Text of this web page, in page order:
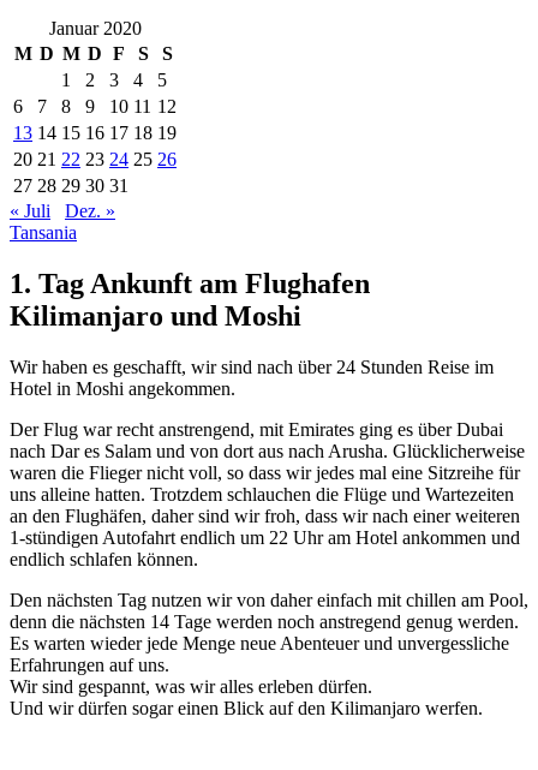
Januar 2020
M D M D F S
S
1
2 3 4
5
6
7 8 9 10 11 12
13 14 15 16 17 18 19
20 21 22 23 24 25 26
27 28 29 30 31
« Juli
Dez. »
Tansania
1. Tag Ankunft am Flughafen
Kilimanjaro und Moshi
Wir haben es geschafft, wir sind nach über 24 Stunden Reise im
Hotel in Moshi angekommen.
Der Flug war recht anstrengend, mit Emirates ging es über Dubai
nach Dar es Salam und von dort aus nach Arusha. Glücklicherweise
waren die Flieger nicht voll, so dass wir jedes mal eine Sitzreihe für
uns alleine hatten. Trotzdem schlauchen die Flüge und Wartezeiten
an den Flughäfen, daher sind wir froh, dass wir nach einer weiteren
1-stündigen Autofahrt endlich um 22 Uhr am Hotel ankommen und
endlich schlafen können.
Den nächsten Tag nutzen wir von daher einfach mit chillen am Pool,
denn die nächsten 14 Tage werden noch anstregend genug werden.
Es warten wieder jede Menge neue Abenteuer und unvergessliche
Erfahrungen auf uns.
Wir sind gespannt, was wir alles erleben dürfen.
Und wir dürfen sogar einen Blick auf den Kilimanjaro werfen.